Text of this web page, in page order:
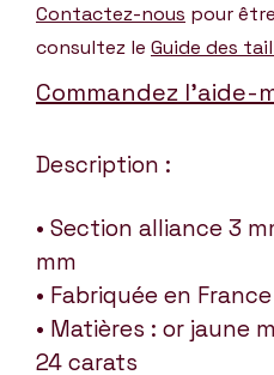
Contactez-nous pour
consultez le Guide des
Commandez l’aide-
Description :
• Section alliance 3
mm
• Fabriquée en France
• Matières : or jaune
24 carats